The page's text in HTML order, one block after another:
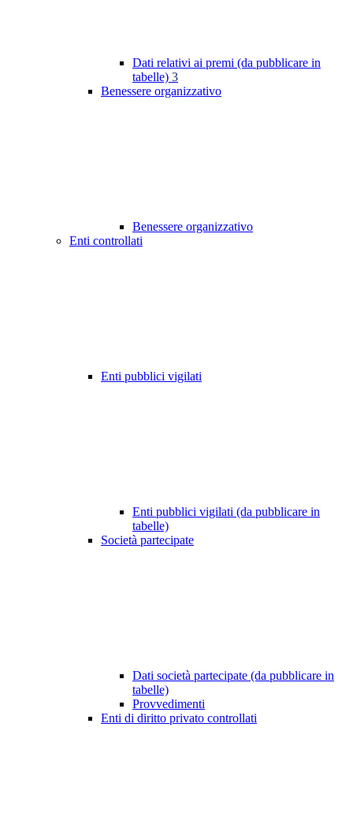
Dati relativi ai premi (da pubblicare in
tabelle) 3
Benessere organizzativo
Benessere organizzativo
Enti controllati
Enti pubblici vigilati
Enti pubblici vigilati (da pubblicare in
tabelle)
Società partecipate
Dati società partecipate (da pubblicare in
tabelle)
Provvedimenti
Enti di diritto privato controllati